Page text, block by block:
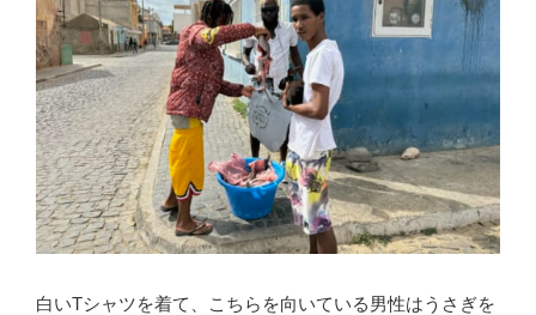
白いTシャツを着て、こちらを向いている男性はうさぎを